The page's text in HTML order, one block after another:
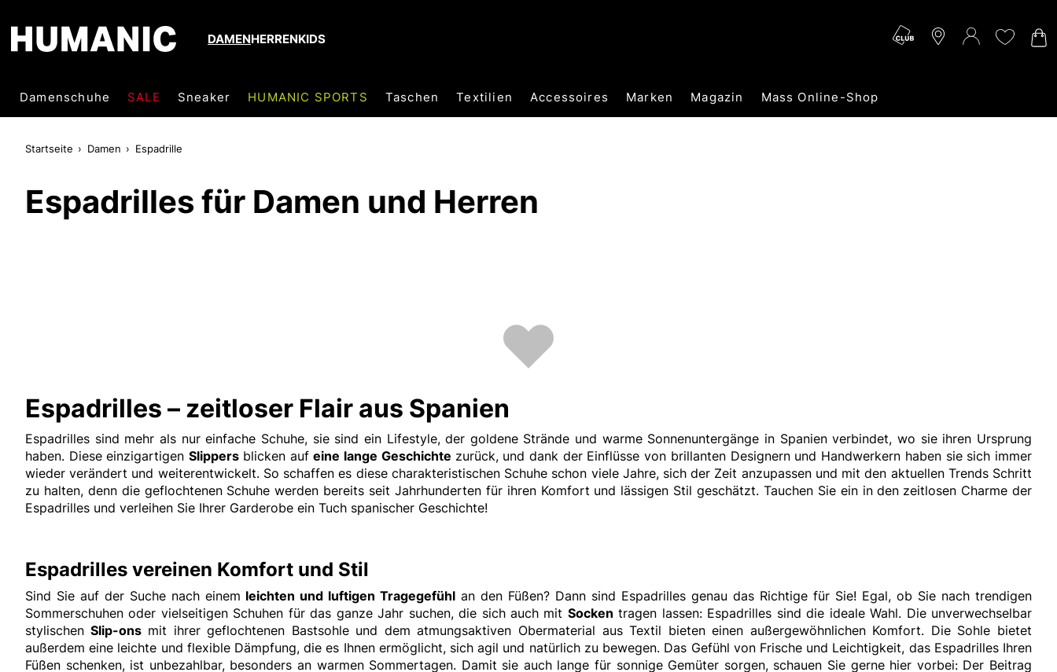
DAMENHERRENKIDS
Damenschuhe SALE Sneaker HUMANIC SPORTS Taschen Textilien Accessoires Marken Magazin Mass Online-Shop
Startseite Damen Espadrille
Espadrilles für Damen und Herren
Espadrilles – zeitloser Flair aus Spanien
Espadrilles sind mehr als nur einfache Schuhe, sie sind ein Lifestyle, der goldene Strände und warme Sonnenuntergänge in Spanien verbindet, wo sie ihren Ursprung
haben. Diese einzigartigenSlippers blicken aufeine lange Geschichte zurück, und dank der Einflüsse von brillanten Designern und Handwerkern haben sie sich immer
wieder verändert und weiterentwickelt. So schaffen es diese charakteristischen Schuhe schon viele Jahre, sich der Zeit anzupassen und mit den aktuellen Trends Schritt
zu halten, denn die geflochtenen Schuhe werden bereits seit Jahrhunderten für ihren Komfort und lässigen Stil geschätzt. Tauchen Sie ein in den zeitlosen Charme der
Espadrilles und verleihen Sie Ihrer Garderobe ein Tuch spanischer Geschichte!
Espadrilles vereinen Komfort und Stil
Sind Sie auf der Suche nach einem leichten und luftigen Tragegefühl an den Füßen? Dann sind Espadrilles genau das Richtige für Sie! Egal, ob Sie nach trendigen
Sommerschuhen oder vielseitigen Schuhen für das ganze Jahr suchen, die sich auch mit Socken tragen lassen: Espadrilles sind die ideale Wahl. Die unverwechselbar
stylischen Slip-onsmit ihrer geflochtenen Bastsohle und dem atmungsaktiven Obermaterial aus Textil bieten einen außergewöhnlichen Komfort. Die Sohle bietet
außerdem eine leichte und flexible Dämpfung, die es Ihnen ermöglicht, sich agil und natürlich zu bewegen. Das Gefühl von Frische und Leichtigkeit, das Espadrilles Ihren
Füßen schenken, ist unbezahlbar, besonders an warmen Sommertagen. Damit sie auch lange für sonnige Gemüter sorgen, schauen Sie gerne hier vorbei: Der Beitrag